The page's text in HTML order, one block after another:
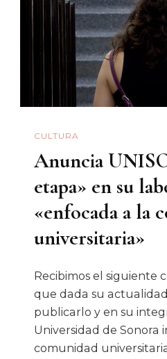
CULTURA
Anuncia
etapa» en su
«enfocada a la
universitaria»
Recibimos el siguiente
que dada su
publicarlo y en su
Universidad de Sonora
comunidad